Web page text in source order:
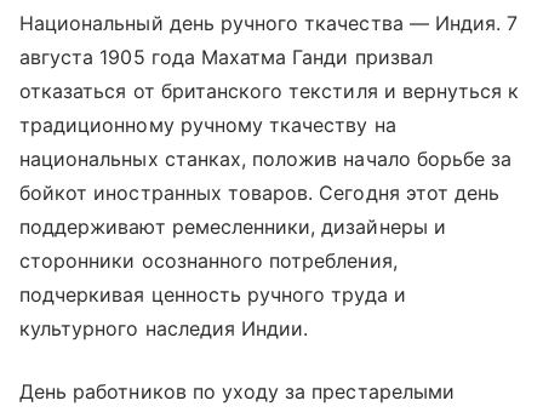
Национальный день ручного ткачества — Индия. 7
августа 1905 года Махатма Ганди призвал
отказаться от британского текстиля и вернуться к
традиционному ручному ткачеству на
национальных станках, положив начало борьбе за
бойкот иностранных товаров. Сегодня этот день
поддерживают ремесленники, дизайнеры и
сторонники осознанного потребления,
подчеркивая ценность ручного труда и
культурного наследия Индии.
День работников по уходу за престарелыми